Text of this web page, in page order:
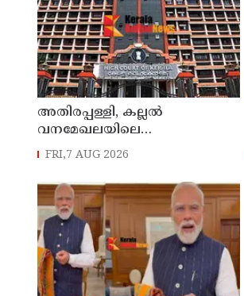
അതിരപ്പള്ളി, കല്ലൽ
വനമേഖലയിലെ
കൃഷിഭൂമിയുടെ പാട്ടക്കാലാവധി
നടത്താനാകില്ലെന്ന്
ഹൈക്കോടതി
FRI,7 AUG 2026